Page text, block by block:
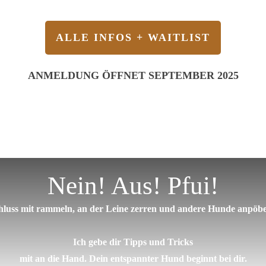
ALLE INFOS + WAITLIST
ANMELDUNG ÖFFNET SEPTEMBER 2025
Nein! Aus! Pfui!
mit rammeln, an der Leine zerren und andere Hunde
Ich gebe dir Tipps und Tricks
mit an die Hand. Dein entspannter Hund beginnt bei dir.